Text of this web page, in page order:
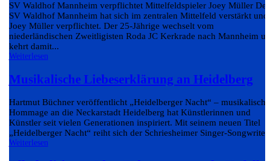
SV Waldhof Mannheim verpflichtet Mittelfeldspieler Joey Müller Der
SV Waldhof Mannheim hat sich im zentralen Mittelfeld verstärkt und
Joey Müller verpflichtet. Der 25-Jährige wechselt vom
niederländischen Zweitligisten Roda JC Kerkrade nach Mannheim
kehrt damit...
Weiterlesen
Musikalische Liebeserklärung an Heidelberg
Hartmut Büchner veröffentlicht „Heidelberger Nacht“ – musikalische
Hommage an die Neckarstadt Heidelberg hat Künstlerinnen und
Künstler seit vielen Generationen inspiriert. Mit seinem neuen Titel
„Heidelberger Nacht“ reiht sich der Schriesheimer Singer-
Weiterlesen